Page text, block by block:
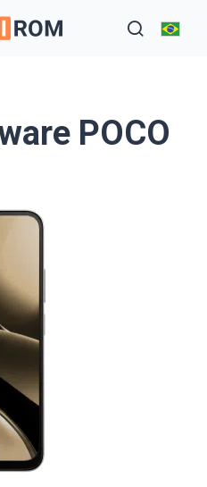
POCO